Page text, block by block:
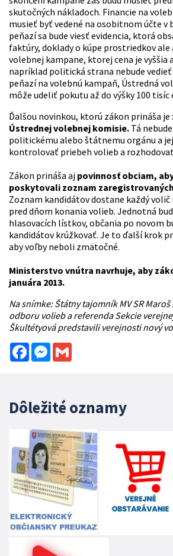
skutočných nákladoch. Financie na
musieť byť vedené na osobitnom účte v
peňazí sa bude viesť evidencia, ktorá
faktúry, doklady o kúpe prostriedkov ale
volebnej kampane, ktorej cena je vyššia
napríklad politická strana nebude
peňazí na volebnú kampaň, Ústredná
môže udeliť pokutu až do výšky 100 tisíc
Ďalšou novinkou, ktorú zákon prináša je
Ústrednej volebnej komisie. Tá
politickému alebo štátnemu orgánu a
kontrolovať priebeh volieb a
Zákon prináša aj povinnosť obciam,
poskytovali zoznam
Zoznam kandidátov dostane každý volič
pred dňom konania volieb. Jednotná
hlasovacích lístkov, občania po novom
kandidátov krúžkovať. Je to ďalší krok
aby voľby neboli zmätočné.
Ministerstvo vnútra navrhuje, aby
januára 2013.
Na snímke: Štátny tajomník MV SR
odboru volieb a referenda Sekcie
Škultétyová predstavili verejnosti nový
FacebookMessenger
Dôležité oznamy